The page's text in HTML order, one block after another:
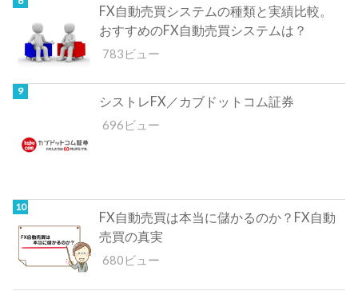
FX自動売買システムの種類と実績比較。
おすすめのFX自動売買システムは？
783ビュー
シストレFX／カブドットコム証券
696ビュー
FX自動売買は本当に儲かるのか？FX自動
売買の真実
680ビュー